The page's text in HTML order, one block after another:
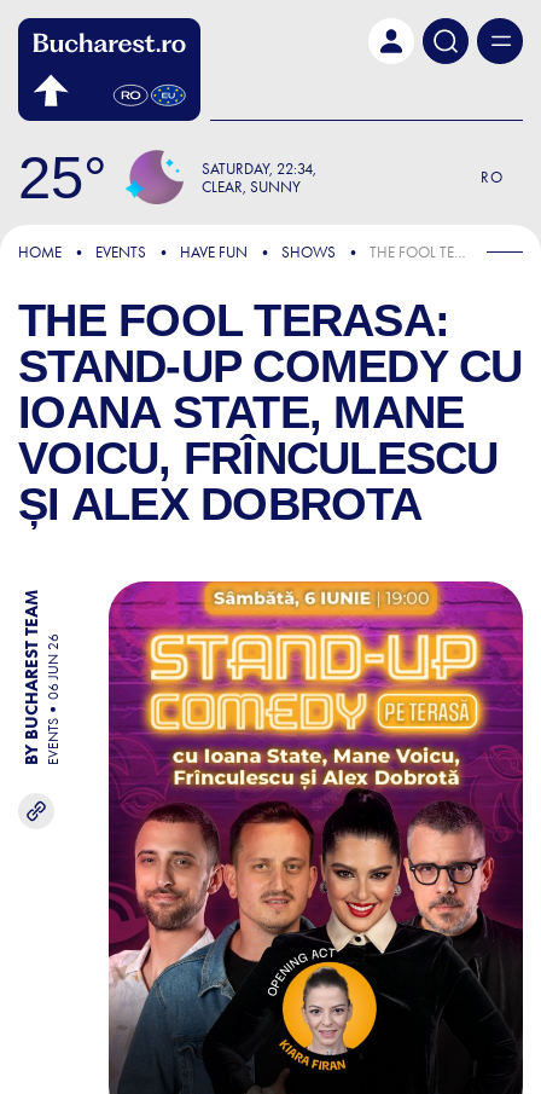
25 SATURDAY 22:34
CLEAR, SUNNY
RO
HOME EVENTS HAVE FUN SHOWS THE FOOL TERASA: STAND-UP COMEDY CU IOANA STATE, MANE VOICU, FRÎNCULESCU ȘI ALEX DOBROTA
THE FOOL TERASA:
STAND-UP COMEDY CU
IOANA STATE, MANE
VOICU, FRÎNCULESCU
ȘI ALEX DOBROTA
BY BUCHAREST TEAM EVENTS
06 JUN 26